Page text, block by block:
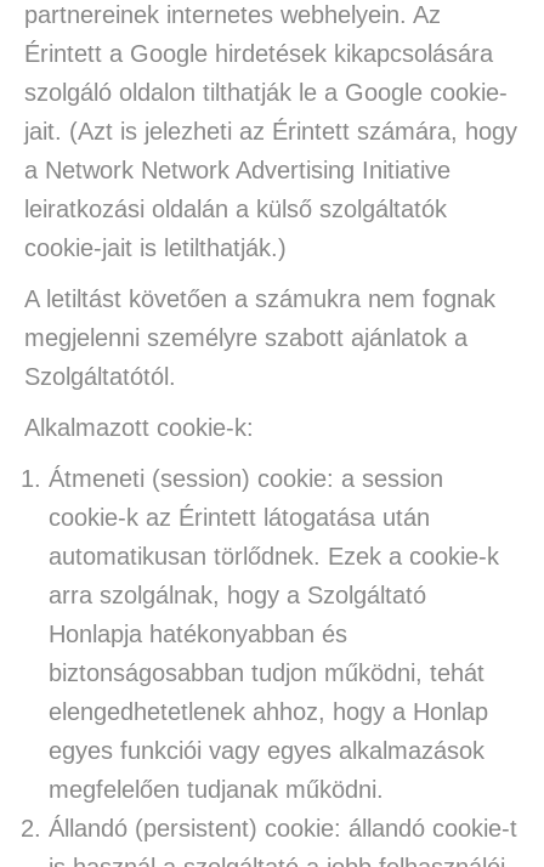
partnereinek internetes webhelyein. Az
Érintett a Google hirdetések kikapcsolására
szolgáló oldalon tilthatják le a Google cookie-
jait. (Azt is jelezheti az Érintett számára, hogy
a Network Network Advertising Initiative
leiratkozási oldalán a külső szolgáltatók
cookie-jait is letilthatják.)
A letiltást követően a számukra nem fognak
megjelenni személyre szabott ajánlatok a
Szolgáltatótól.
Alkalmazott cookie-k:
Átmeneti (session) cookie: a session
cookie-k az Érintett látogatása után
automatikusan törlődnek. Ezek a cookie-k
arra szolgálnak, hogy a Szolgáltató
Honlapja hatékonyabban és
biztonságosabban tudjon működni, tehát
elengedhetetlenek ahhoz, hogy a Honlap
egyes funkciói vagy egyes alkalmazások
megfelelően tudjanak működni.
Állandó (persistent) cookie: állandó cookie-t